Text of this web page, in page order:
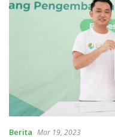
Berita Mar 19, 2023